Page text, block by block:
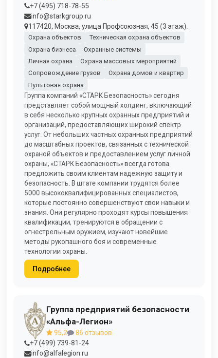
+7 (495) 718-78-55
info@starkgroup.ru
117420, Москва, улица Профсоюзная, 45 (3 этаж).
Охрана объектов
Техническая охрана объектов
Охрана бизнеса
Охранные системы
Личная охрана
Охрана массовых мероприятий
Сопровождение грузов
Охрана домов и квартир
Пультовая охрана
Группа компаний «СТАРК Безопасность» сегодня
представляет собой мощный холдинг, включающий
в себя несколько крупных охранных предприятий и
организаций, предоставляющих широкий спектр
услуг. От небольших частных охранных предприятий
до масштабных проектов, связанных с технической
охраной объектов и предоставлением услуг личной
охраны, «СТАРК Безопасность» всегда готова
предложить своим клиентам надежную защиту и
безопасность. В штате компании трудятся более
5000 высококвалифицированных специалистов,
которые постоянно совершенствуют свои навыки и
знания. Они регулярно проходят курсы повышения
квалификации, тренируются в обращении с
огнестрельным оружием, изучают новейшие
методы рукопашного боя и современные
технологии охраны.
Подробнее
Группа предприятий безопасности
«Альфа-Легион»
95,2
86 отзывов
+7 (499) 739-81-24
info@alfalegion.ru